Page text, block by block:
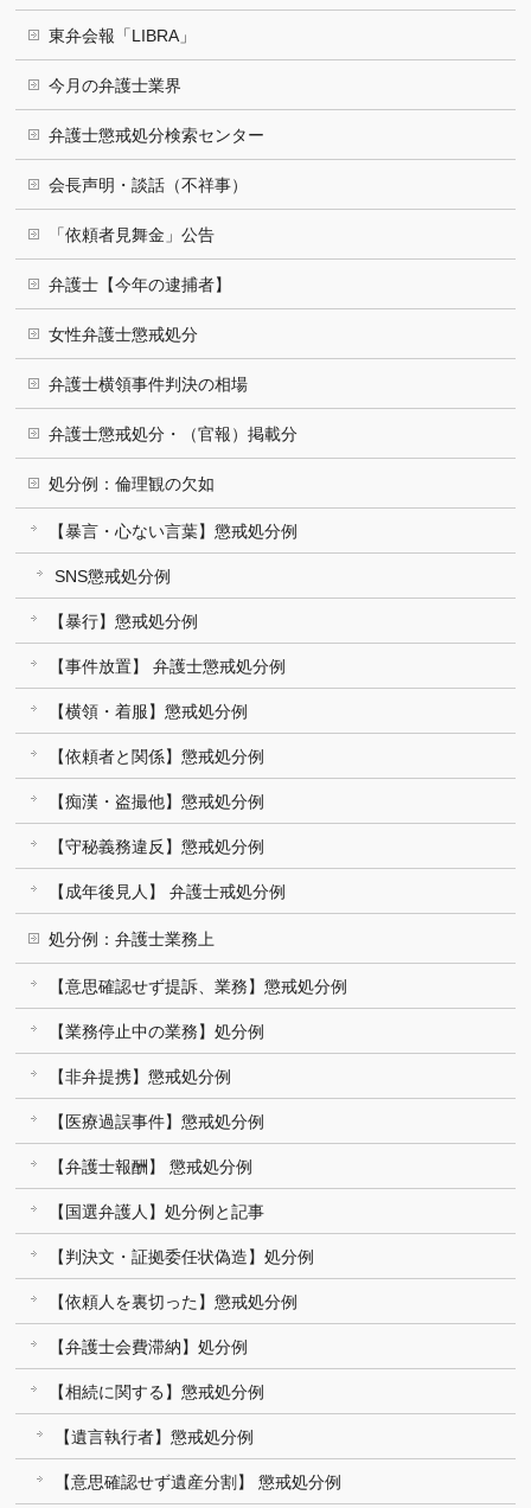
東弁会報「LIBRA」
今月の弁護士業界
弁護士懲戒処分検索センター
会長声明・談話（不祥事）
「依頼者見舞金」公告
弁護士【今年の逮捕者】
女性弁護士懲戒処分
弁護士横領事件判決の相場
弁護士懲戒処分・（官報）掲載分
処分例：倫理観の欠如
【暴言・心ない言葉】懲戒処分例
SNS懲戒処分例
【暴行】懲戒処分例
【事件放置】 弁護士懲戒処分例
【横領・着服】懲戒処分例
【依頼者と関係】懲戒処分例
【痴漢・盗撮他】懲戒処分例
【守秘義務違反】懲戒処分例
【成年後見人】 弁護士戒処分例
処分例：弁護士業務上
【意思確認せず提訴、業務】懲戒処分例
【業務停止中の業務】処分例
【非弁提携】懲戒処分例
【医療過誤事件】懲戒処分例
【弁護士報酬】 懲戒処分例
【国選弁護人】処分例と記事
【判決文・証拠委任状偽造】処分例
【依頼人を裏切った】懲戒処分例
【弁護士会費滞納】処分例
【相続に関する】懲戒処分例
【遺言執行者】懲戒処分例
【意思確認せず遺産分割】 懲戒処分例